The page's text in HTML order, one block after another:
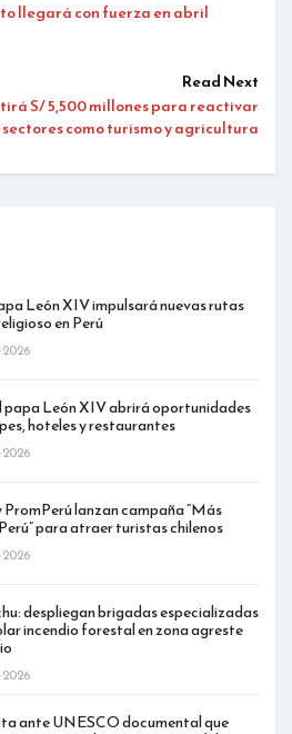
llegará con fuerza en abril
Read Next
S/ 5,500 millones para reactivar
sectores como turismo y agricultura
León XIV impulsará nuevas rutas
en Perú
2026
papa León XIV abrirá oportunidades
hoteles y restaurantes
2026
PromPerú lanzan campaña “Más
para atraer turistas chilenos
2026
despliegan brigadas especializadas
incendio forestal en zona agreste
2026
ante UNESCO documental que